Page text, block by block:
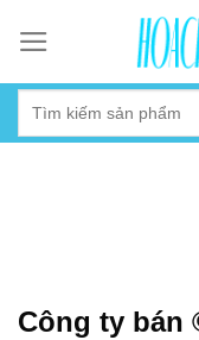
content
Công ty bán